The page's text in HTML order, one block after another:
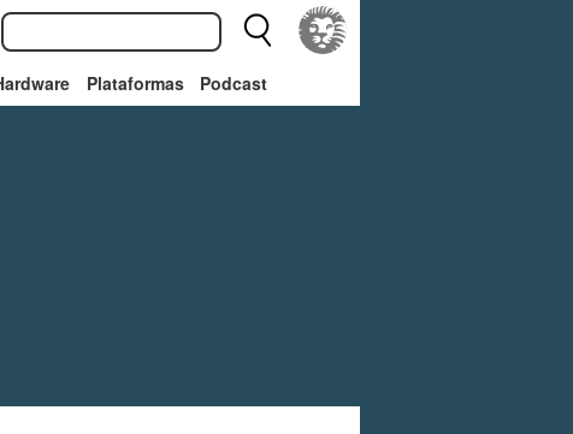
Plataformas Podcast